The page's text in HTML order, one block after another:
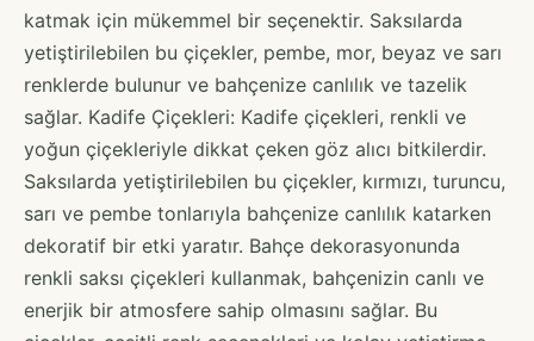
katmak için mükemmel bir seçenektir. Saksılarda
yetiştirilebilen bu çiçekler, pembe, mor, beyaz ve sarı
renklerde bulunur ve bahçenize canlılık ve tazelik
sağlar. Kadife Çiçekleri: Kadife çiçekleri, renkli ve
yoğun çiçekleriyle dikkat çeken göz alıcı bitkilerdir.
Saksılarda yetiştirilebilen bu çiçekler, kırmızı, turuncu,
sarı ve pembe tonlarıyla bahçenize canlılık katarken
dekoratif bir etki yaratır. Bahçe dekorasyonunda
renkli saksı çiçekleri kullanmak, bahçenizin canlı ve
enerjik bir atmosfere sahip olmasını sağlar. Bu